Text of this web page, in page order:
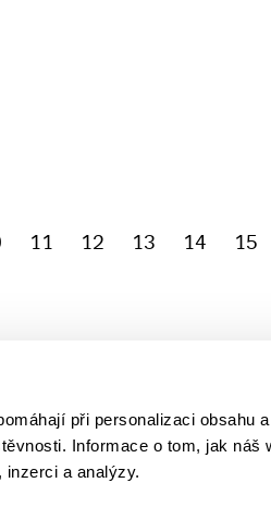
při personalizaci obsahu
Informace o tom, jak náš
a analýzy.
11 12 13 14 15